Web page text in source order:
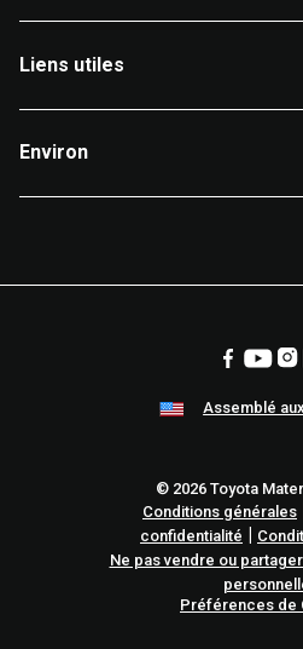
Liens utiles
Environ
Assemblé
© 2026 Toyota
Conditions générales
confidentialité |
Ne pas vendre ou
Préférences de